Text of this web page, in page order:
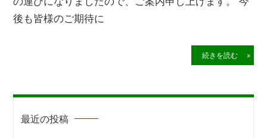
後も皆様のご期待に
続きを読む »
最近の投稿